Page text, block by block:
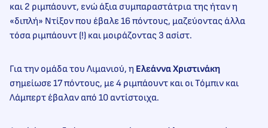
και 2 ριμπάουντ, ενώ άξια συμπαραστάτρια της ήταν η
«διπλή» Ντίξον που έβαλε 16 πόντους, μαζεύοντας άλλα
τόσα ριμπάουντ (!) και μοιράζοντας 3 ασίστ.
Για την ομάδα του Λιμανιού, η Ελεάννα Χριστινάκη
σημείωσε 17 πόντους, με 4 ριμπάουντ και οι Τόμπιν και
Λάμπερτ έβαλαν από 10 αντίστοιχα.